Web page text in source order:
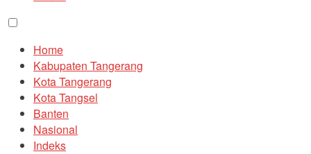
Home
Kabupaten Tangerang
Kota Tangerang
Kota Tangsel
Banten
Nasional
Indeks